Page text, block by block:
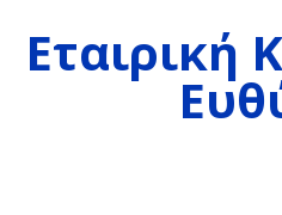
Εταιρική